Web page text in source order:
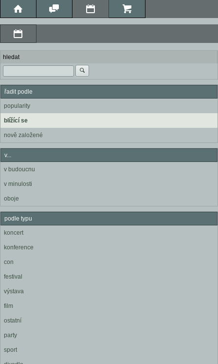
hledat
řadit podle
popularity
blížící se
nově založené
v...
v budoucnu
v minulosti
oboje
podle typu
koncert
konference
con
festival
výstava
film
ostatní
party
sport